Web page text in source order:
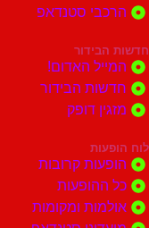
הרכבי סטנדאפ
חדשות הבידור
המייל האדום!
חדשות הבידור
מזגין דופק
לוח הופעות
הופעות קרובות
כל ההופעות
אולמות ומקומות